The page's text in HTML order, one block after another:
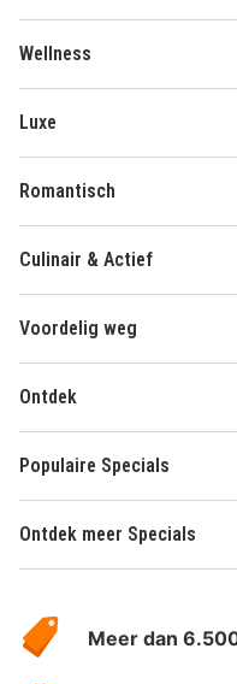
Wellness
Luxe
Romantisch
Culinair & Actief
Voordelig weg
Ontdek
Populaire Specials
Ontdek meer Specials
HotelSpecials
Meer dan